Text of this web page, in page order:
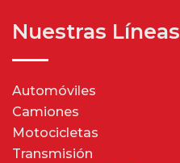
Nuestras Líneas
Automóviles
Camiones
Motocicletas
Transmisión